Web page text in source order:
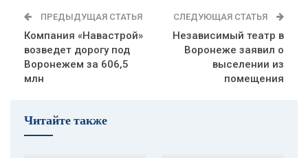
ПРЕДЫДУЩАЯ СТАТЬЯ
Компания «Навастрой»
возведет дорогу под
Воронежем за 606,5
млн
СЛЕДУЮЩАЯ СТАТЬЯ
Независимый театр в
Воронеже заявил о
выселении из
помещения
Читайте также